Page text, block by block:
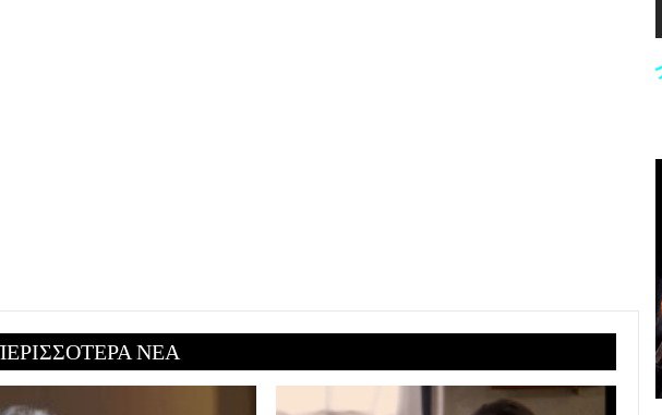
ΝΕΑ